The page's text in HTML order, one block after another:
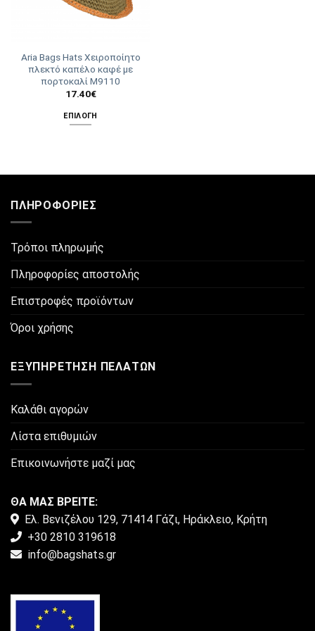
Aria Bags Hats Χειροποίητο
πλεκτό καπέλο καφέ με
πορτοκαλί Μ9110
17.40€
ΕΠΙΛΟΓΉ
έχει
παραλλαγές.
μπορούν
επιλεγούν
στη
σελίδα
ΠΛΗΡΟΦΟΡΊΕΣ
Τρόποι πληρωμής
Πληροφορίες αποστολής
Επιστροφές προϊόντων
Όροι χρήσης
ΕΞΥΠΗΡΈΤΗΣΗ ΠΕΛΑΤΏΝ
Καλάθι αγορών
Λίστα επιθυμιών
Επικοινωνήστε μαζί μας
ΘΑ ΜΑΣ ΒΡΕΙΤΕ:
Ελ. Βενιζέλου 129, 71414 Γάζι, Ηράκλειο, Κρήτη
+30 2810 319618
info@bagshats.gr